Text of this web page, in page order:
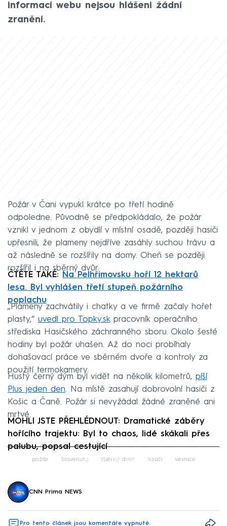
informací webu nejsou hlášeni žádní
zranění.
Požár v Čani vypukl krátce po třetí hodině
odpoledne. Původně se předpokládalo, že požár
vznikl v jednom z obydlí v místní osadě, později hasiči
upřesnili, že plameny nejdříve zasáhly suchou trávu a
až následně se rozšířily na domy. Oheň se později
rozšířil i na sběrný dvůr.
ČTĚTE TAKÉ:
Na Pelhřimovsku hoří 12 hektarů
lesa. Byl vyhlášen třetí stupeň požárního
poplachu
„Plameny zachvátily i chatky a ve firmě začaly hořet
plasty,“ uvedl pro Topky.skpracovník operačního
střediska Hasičského záchranného sboru. Okolo šesté
hodiny byl požár uhašen. Až do noci probíhaly
dohašovací práce ve sběrném dvoře a kontroly za
použití termokamery.
Hustý černý dým byl vidět na několik kilometrů, píší
Plus jeden den. Na místě zasahují dobrovolní hasiči z
Košic a Čaně. Požár si nevyžádal žádné zraněné ani
mrtvé.
MOHLI JSTE PŘEHLÉDNOUT: Dramatické záběry
hořícího trajektu: Byl to chaos, lidé skákali přes
palubu, popsal cestující
Failed to fetch
požár Slovensko sběrný dvůr hasiči vesnice
CNN Prima NEWS
Pro tento článek jsou komentáře vypnuté